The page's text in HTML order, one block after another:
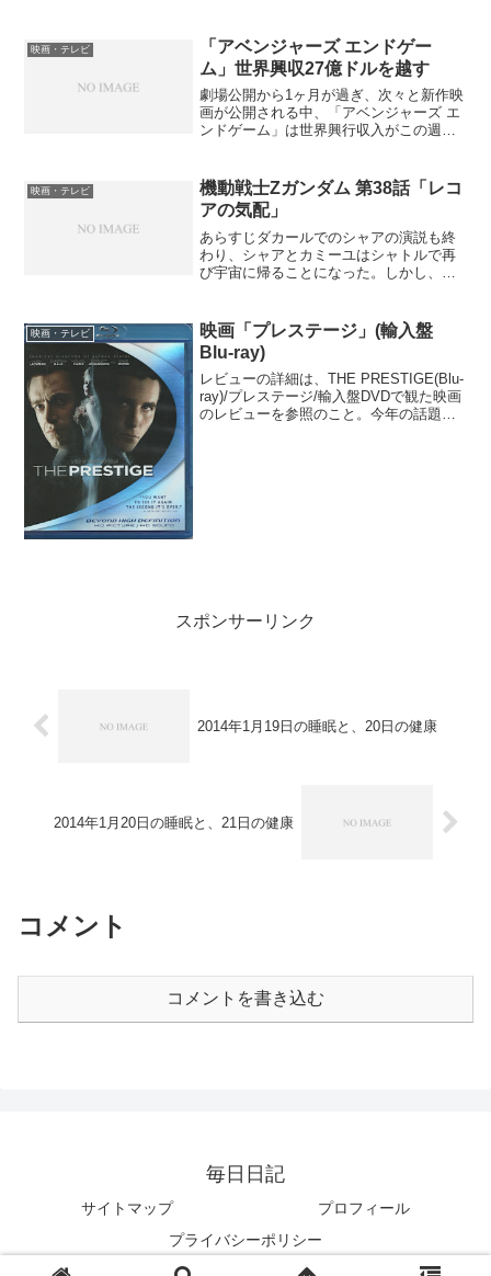
信で、アーガマはアクシズの艦隊追撃に
向かおうとするが、ジオンの...
映画・テレビ
「アベンジャーズ エンドゲー
ム」世界興収27億ドルを越す
劇場公開から1ヶ月が過ぎ、次々と新作映
画が公開される中、「アベンジャーズ エ
ンドゲーム」は世界興行収入がこの週末
ル及ばない。映画批評家の間でも、「ア
バター」を抜く...
映画・テレビ
機動戦士Zガンダム 第38話「レコ
アの気配」
あらすじダカールでのシャアの演説も終
わり、シャアとカミーユはシャトルで再
び宇宙に帰ることになった。しかし、ジ
る。アムロは、シャアとカミーユ、アウ
ドムラを守るために奮戦し、...
映画・テレビ
映画「プレステージ」(輸入盤
Blu-ray)
レビューの詳細は、THE PRESTIGE(Blu-
ray)/プレステージ/輸入盤DVDで観た映画
のレビューを参照のこと。今年の話題作
スポンサーリンク
2014年1月19日の睡眠と、20日の健康
2014年1月20日の睡眠と、21日の健康
コメント
コメントを書き込む
毎日日記
サイトマップ
プロフィール
プライバシーポリシー